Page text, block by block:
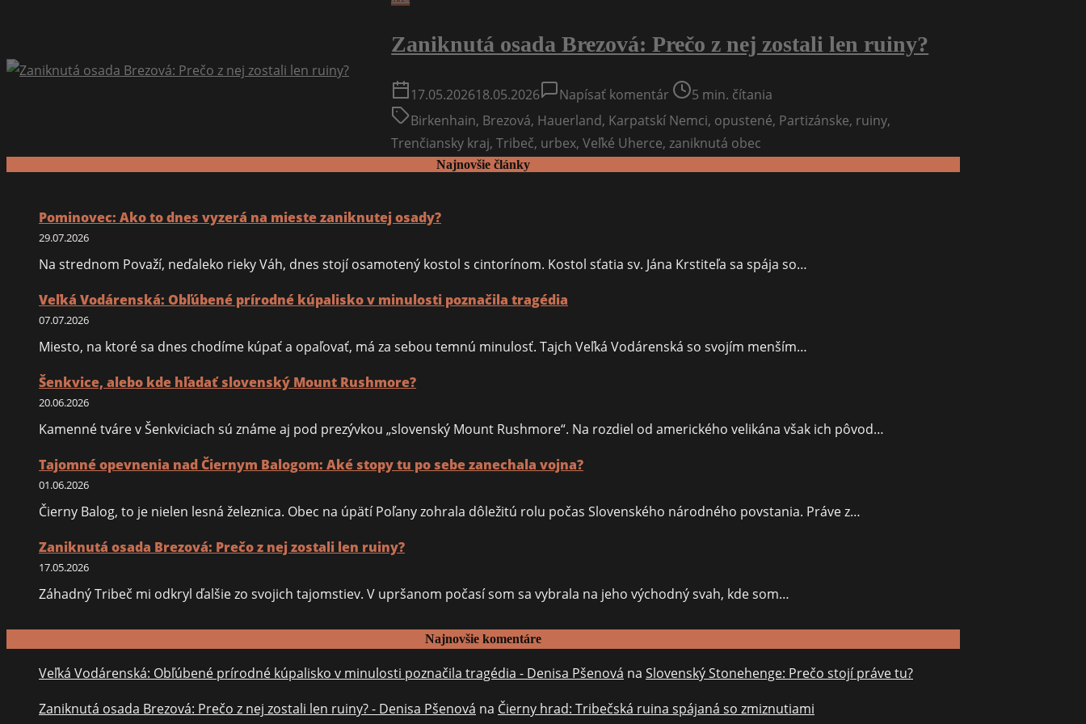
Zaniknutá osada Brezová: Prečo z nej zostali len ruiny?
17.05.202618.05.2026 Napísať komentár on
Zaniknutá
osada
Brezová:
len
Post
read
time
5 min. čítania
Birkenhain, Brezová, Hauerland, Karpatskí Nemci, opustené, Partizánske, ruiny,
Trenčiansky kraj,Tribeč, urbex,Veľké Uherce,zaniknutá obec
Najnovšie články
Pominovec: Ako to dnes vyzerá na mieste zaniknutej osady?
29.07.2026
Na strednom Považí, neďaleko rieky Váh, dnes stojí osamotený kostol s cintorínom. Kostol sťatia sv. Jána Krstiteľa sa spája so…
Veľká Vodárenská: Obľúbené prírodné kúpalisko v minulosti poznačila tragédia
07.07.2026
Miesto, na ktoré sa dnes chodíme kúpať a opaľovať, má za sebou temnú minulosť. Tajch Veľká Vodárenská so svojím menším…
Šenkvice, alebo kde hľadať slovenský Mount Rushmore?
20.06.2026
Kamenné tváre v Šenkviciach sú známe aj pod prezývkou „slovenský Mount Rushmore“. Na rozdiel od amerického velikána však ich pôvod…
Tajomné opevnenia nad Čiernym Balogom: Aké stopy tu po sebe zanechala vojna?
01.06.2026
Čierny Balog, to je nielen lesná železnica. Obec na úpätí Poľany zohrala dôležitú rolu počas Slovenského národného povstania. Práve z…
Zaniknutá osada Brezová: Prečo z nej zostali len ruiny?
17.05.2026
Záhadný Tribeč mi odkryl ďalšie zo svojich tajomstiev. V upršanom počasí som sa vybrala na jeho východný svah, kde som…
Najnovšie komentáre
Veľká Vodárenská: Obľúbené prírodné kúpalisko v minulosti poznačila tragédia - Denisa Pšenová na Slovenský Stonehenge: Prečo stojí práve tu?
Zaniknutá osada Brezová: Prečo z nej zostali len ruiny? - Denisa Pšenová na Čierny hrad: Tribečská ruina spájaná so zmiznutiami